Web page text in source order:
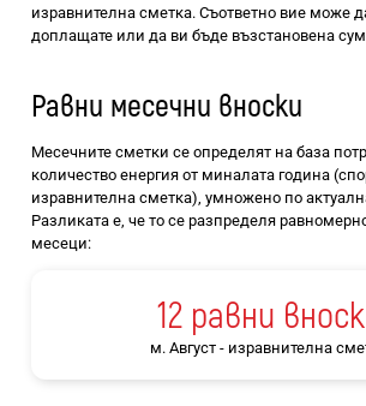
изравнителна сметка. Съответно вие може
доплащате или да ви бъде възстановена
Равни месечни вноски
Месечните сметки се определят на база
количество енергия от миналата година
изравнителна сметка), умножено по
Разликата е, че то се разпределя
месеци:
12 равни
м. Август - изравнителна